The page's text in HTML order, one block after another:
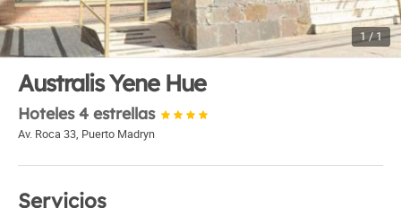
1 / 1
Australis Yene Hue
Hoteles 4 estrellas
Av. Roca 33, Puerto Madryn
Servicios